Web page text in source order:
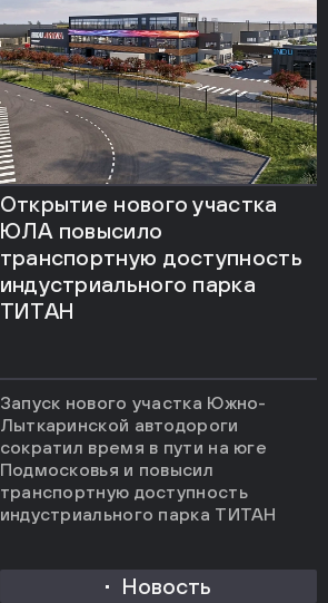
Открытие нового участка
ЮЛА повысило
транспортную доступность
индустриального парка
ТИТАН
Запуск нового участка Южно-
Лыткаринской автодороги
сократил время в пути на юге
Подмосковья и повысил
транспортную доступность
индустриального парка ТИТАН
Новость